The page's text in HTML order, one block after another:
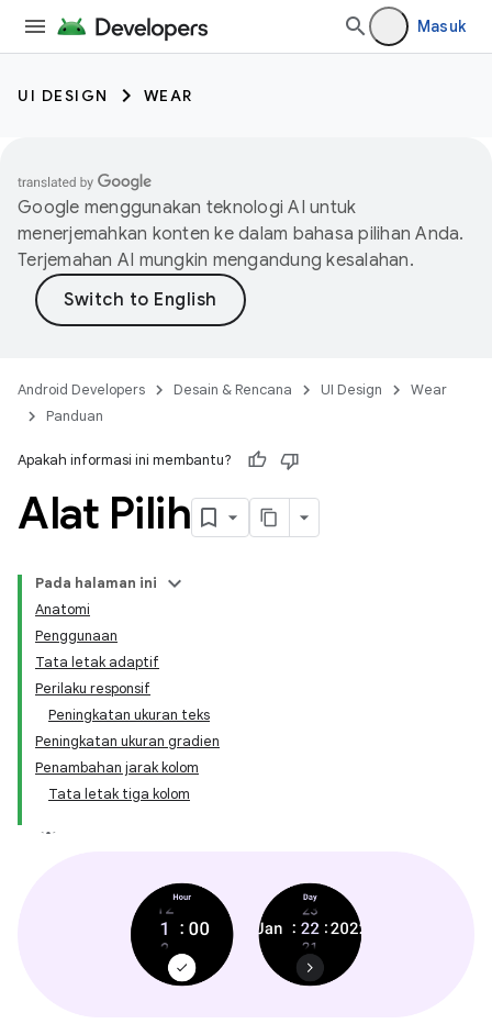
Masuk
UI DESIGN WEAR
Google menggunakan teknologi AI untuk
menerjemahkan konten ke dalam bahasa pilihan Anda.
Terjemahan AI mungkin mengandung kesalahan.
Android Developers Desain & Rencana UI Design
Wear
Panduan
Apakah informasi ini membantu?
Alat Pilih
Pada halaman ini
Anatomi
Penggunaan
Tata letak adaptif
Perilaku responsif
Peningkatan ukuran teks
Peningkatan ukuran gradien
Penambahan jarak kolom
Tata letak tiga kolom